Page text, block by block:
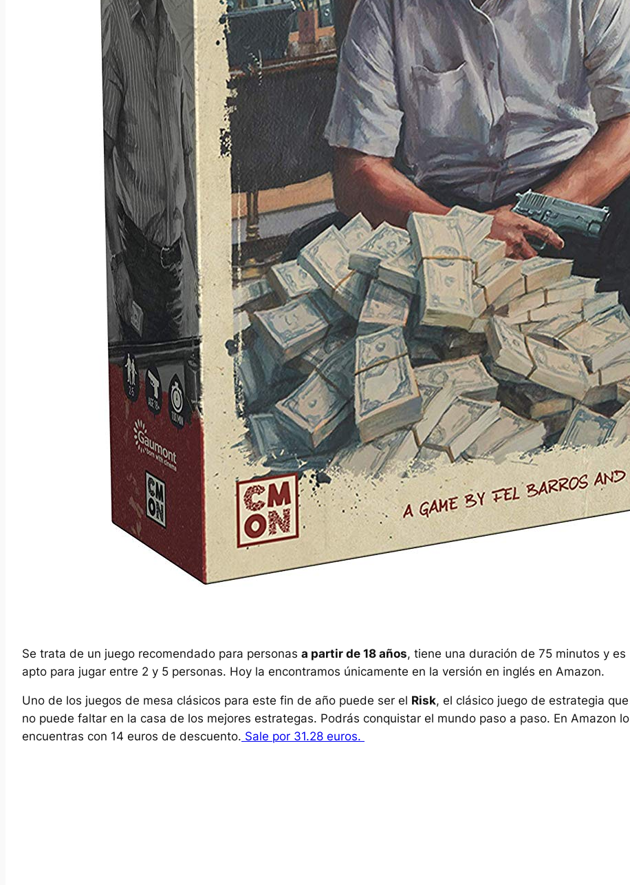
Se trata de un juego recomendado para personas a partir de 18 años, tiene una duración de 75 minutos y es
apto para jugar entre 2 y 5 personas. Hoy la encontramos únicamente en la versión en inglés en Amazon.
Uno de los juegos de mesa clásicos para este fin de año puede ser el Risk, el clásico juego de estrategia que
no puede faltar en la casa de los mejores estrategas. Podrás conquistar el mundo paso a paso. En Amazon lo
encuentras con 14 euros de descuento. Sale por 31.28 euros.